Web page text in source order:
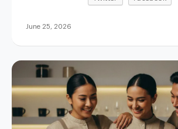
tampilannya yang estetik membuat
June 25, 2026